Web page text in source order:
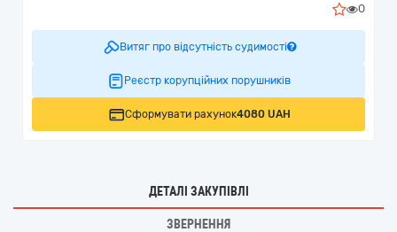
0
Витяг про відсутність судимості
Реєстр корупційних порушників
Сформувати рахунок4080 UAH
ДЕТАЛІ ЗАКУПІВЛІ
ЗВЕРНЕННЯ